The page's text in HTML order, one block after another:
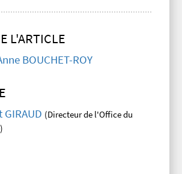
L'ARTICLE
BOUCHET-ROY
(Directeur de l'Office du